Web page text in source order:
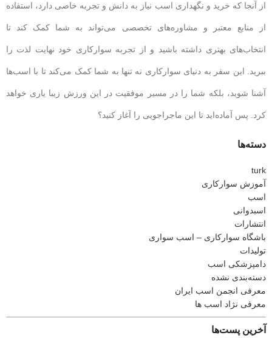
از آنجا که خرید و نگهداری اسب نیاز به دانش و تجربه خاصی دارد، استفاده
از منابع معتبر و مشاوره‌های تخصصی می‌تواند به شما کمک کند تا
انتخاب‌های بهتری داشته باشید و از تجربه سوارکاری خود نهایت لذت را
ببرید. این سفر به دنیای سوارکاری نه تنها به شما کمک می‌کند تا با اسب‌ها
آشنا شوید، بلکه شما را در مسیر موفقیت در این ورزش زیبا یاری خواهد
کرد. پس آماده‌اید تا این ماجراجویی را آغاز کنید؟
دسته‌ها
turk
آموزش سوارکاری
اسب
اسبدوانی
انتشارات
باشگاه سوارکاری – اسب سواری
تولیدات
دامپزشکی اسب
دسته‌بندی نشده
معرفی انجمن اسب ایران
معرفی نژاد اسب ها
آخرین پست‌ها